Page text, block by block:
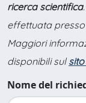
ricerca scientifica
effettuata
Maggiori
disponibili sul
Nome del